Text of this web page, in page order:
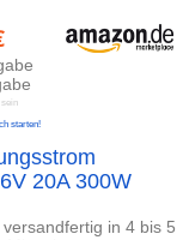
sein
starten!
20A 300W
in 4 bis 5